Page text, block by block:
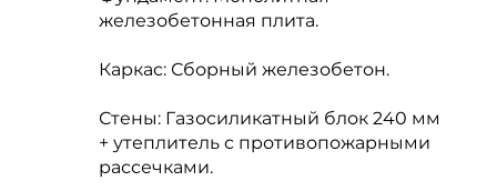
железобетонная плита.
Каркас: Сборный железобетон.
Стены: Газосиликатный блок 240 мм
+ утеплитель с противопожарными
рассечками.